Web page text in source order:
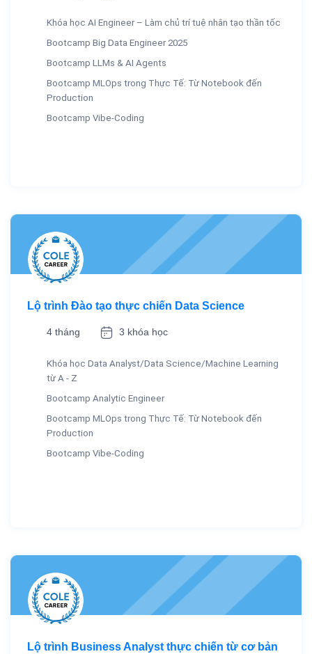
Khóa học AI Engineer – Làm chủ trí tuệ nhân tạo thần tốc
Bootcamp Big Data Engineer 2025
Bootcamp LLMs & AI Agents
Bootcamp MLOps trong Thực Tế: Từ Notebook đến
Production
Bootcamp Vibe-Coding
Lộ trình Đào tạo thực chiến Data Science
4 tháng 3 khóa học
Khóa học Data Analyst/Data Science/Machine Learning
từ A - Z
Bootcamp Analytic Engineer
Bootcamp MLOps trong Thực Tế: Từ Notebook đến
Production
Bootcamp Vibe-Coding
Lộ trình Business Analyst thực chiến từ cơ bản